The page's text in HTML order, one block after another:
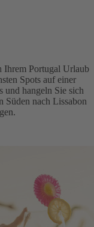
Ihrem Portugal Urlaub
Spots auf einer
und hangeln Sie sich
Süden nach Lissabon